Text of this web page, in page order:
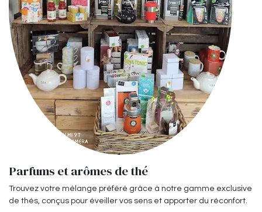
Parfums et arômes de thé
Trouvez votre mélange préféré grâce à notre gamme exclusive
de thés, conçus pour éveiller vos sens et apporter du réconfort.